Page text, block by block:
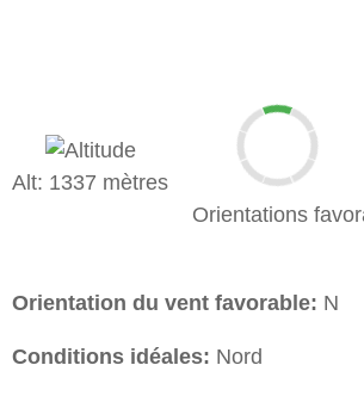
Alt: 1337 mètres
Orientations
Orientation du vent favorable: N
Conditions idéales: Nord